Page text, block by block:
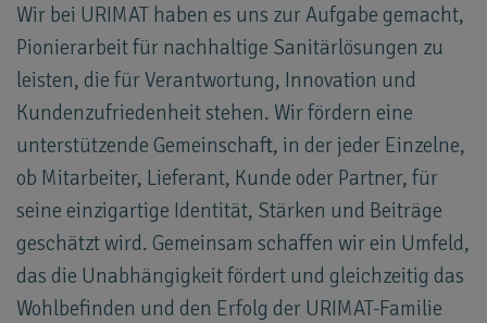
Wir bei URIMAT haben es uns zur Aufgabe gemacht,
Pionierarbeit für nachhaltige Sanitärlösungen zu
leisten, die für Verantwortung, Innovation und
Kundenzufriedenheit stehen. Wir fördern eine
unterstützende Gemeinschaft, in der jeder Einzelne,
ob Mitarbeiter, Lieferant, Kunde oder Partner, für
seine einzigartige Identität, Stärken und Beiträge
geschätzt wird. Gemeinsam schaffen wir ein Umfeld,
das die Unabhängigkeit fördert und gleichzeitig das
Wohlbefinden und den Erfolg der URIMAT-Familie